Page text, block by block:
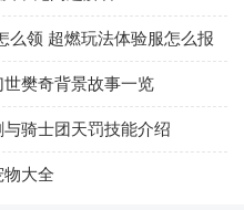
么领 超燃玩法体验服怎么报
樊奇背景故事一览
骑士团天罚技能介绍
大全